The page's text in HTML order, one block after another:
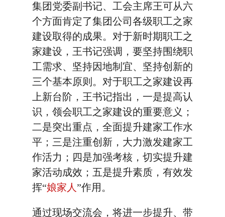
集团党委副书记、工会主席王可从六
个方面肯定了集团公司各级职工之家
建设取得的成果。对于新时期职工之
家建设，王书记强调，要坚持围绕职
工需求、坚持因地制宜、坚持创新的
三个基本原则。对于职工之家建设再
上新台阶，王书记指出，一是提高认
识，领会职工之家建设的重要意义；
二是突出重点，全面提升建家工作水
平；三是注重创新，大力激发建家工
作活力；四是加强考核，切实提升建
家活动成效；五是提升素质，有效发
挥“娘家人”作用。
通过现场交流会，将进一步提升、带